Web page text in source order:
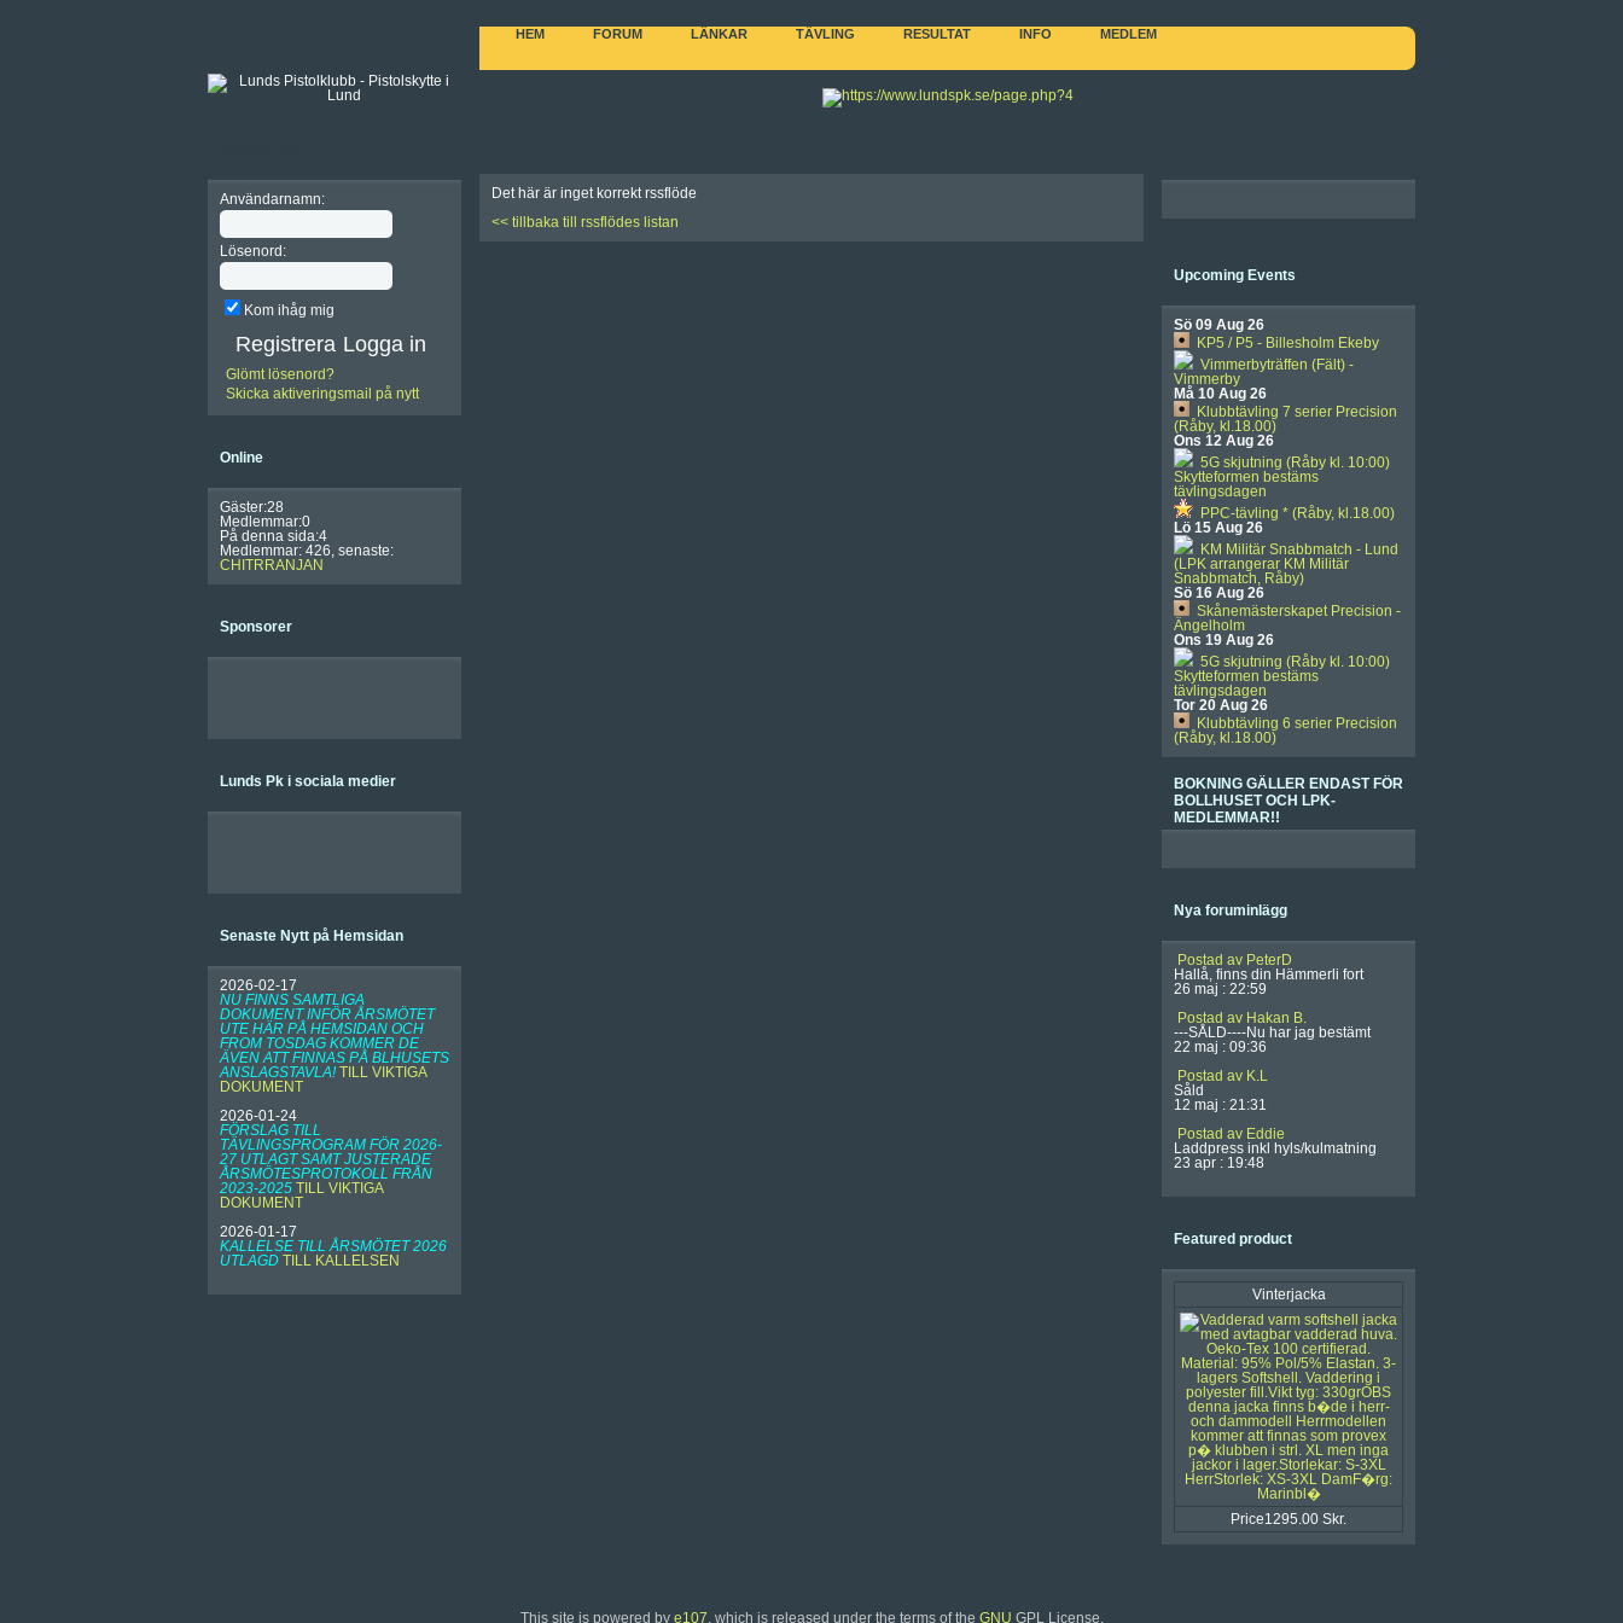
HEM FORUM LÄNKAR TÄVLING RESULTAT INFO MEDLEM
Användarnamn:
Lösenord:
Kom ihåg mig
Registrera
Glömt lösenord?
Skicka aktiveringsmail på nytt
Online
Gäster:28
Medlemmar:0
På denna sida:4
Medlemmar: 426, senaste:
CHITRRANJAN
Sponsorer
Lunds Pk i sociala medier
Senaste Nytt på Hemsidan
2026-02-17
NU FINNS SAMTLIGA
DOKUMENT INFÖR ÅRSMÖTET
UTE HÄR PÅ HEMSIDAN OCH
FROM TOSDAG KOMMER DE
ÄVEN ATT FINNAS PÅ BLHUSETS
ANSLAGSTAVLA! TILL VIKTIGA
DOKUMENT
2026-01-24
FÖRSLAG TILL
TÄVLINGSPROGRAM FÖR 2026-
27 UTLAGT SAMT JUSTERADE
ÅRSMÖTESPROTOKOLL FRÅN
2023-2025 TILL VIKTIGA
DOKUMENT
2026-01-17
KALLELSE TILL ÅRSMÖTET 2026
UTLAGD TILL KALLELSEN
Det här är inget korrekt rssflöde
<< tillbaka till rssflödes listan
Upcoming Events
Sö 09 Aug 26
KP5 / P5 - Billesholm Ekeby
Vimmerbyträffen (Fält) -
Vimmerby
Må 10 Aug 26
Klubbtävling 7 serier Precision
(Råby, kl.18.00)
Ons 12 Aug 26
5G skjutning (Råby kl. 10:00)
Skytteformen bestäms
tävlingsdagen
PPC-tävling * (Råby, kl.18.00)
Lö 15 Aug 26
KM Militär Snabbmatch - Lund
(LPK arrangerar KM Militär
Snabbmatch, Råby)
Sö 16 Aug 26
Skånemästerskapet Precision -
Ängelholm
Ons 19 Aug 26
5G skjutning (Råby kl. 10:00)
Skytteformen bestäms
tävlingsdagen
Tor 20 Aug 26
Klubbtävling 6 serier Precision
(Råby, kl.18.00)
BOKNING GÄLLER ENDAST FÖR
BOLLHUSET OCH LPK-
MEDLEMMAR!!
Nya foruminlägg
Postad av PeterD
Hallå, finns din Hämmerli fort
26 maj : 22:59
Postad av Hakan B.
---SÅLD----Nu har jag bestämt
22 maj : 09:36
Postad av K.L
Såld
12 maj : 21:31
Postad av Eddie
Laddpress inkl hyls/kulmatning
23 apr : 19:48
Featured product
Vinterjacka
Price1295.00 Skr.
This site is powered by e107, which is released under the terms of the GNU GPL License.